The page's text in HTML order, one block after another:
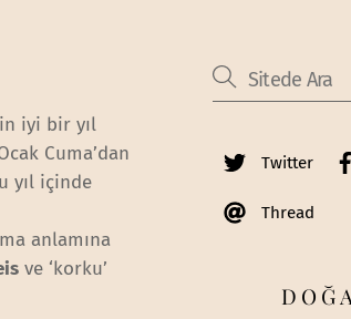
iyi bir yıl
Cuma’dan
yıl içinde
anlamına
ve ‘korku’
Twitter
Thread